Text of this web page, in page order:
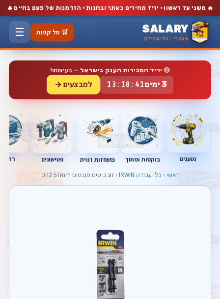
🔥 משני עד ראשון · יריד מחירים באתר ובחנות · הזדמנות של פעם בחיים🔥
SALARY
סאלרי · כלי עבודה
🛒 סל קניות ☰
🔴 יריד המכירות הענק בישראל — בעיצומו!
3 ימים 13:18:41 למבצעים →
נטענים בוקסות ומוסך משחזות זווית פטישונים
ראשי › כלי עבודה IRWIN › זוג ביטים מגנטים ph2 57mm